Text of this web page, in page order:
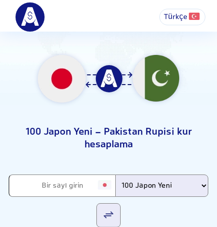
Türkçe
100 Japon Yeni - Pakistan Rupisi kur
hesaplama